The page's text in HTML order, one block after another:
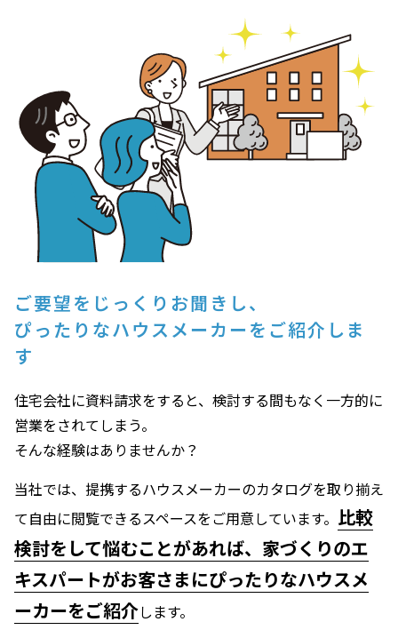
ご要望をじっくりお聞きし、
ぴったりなハウスメーカーをご紹介しま
す
住宅会社に資料請求をすると、検討する間もなく一方的に
営業をされてしまう。
そんな経験はありませんか？
当社では、提携するハウスメーカーのカタログを取り揃え
て自由に閲覧できるスペースをご用意しています。 比較
検討をして悩むことがあれば、家づくりのエ
キスパートがお客さまにぴったりなハウスメ
ーカーをご紹介します。